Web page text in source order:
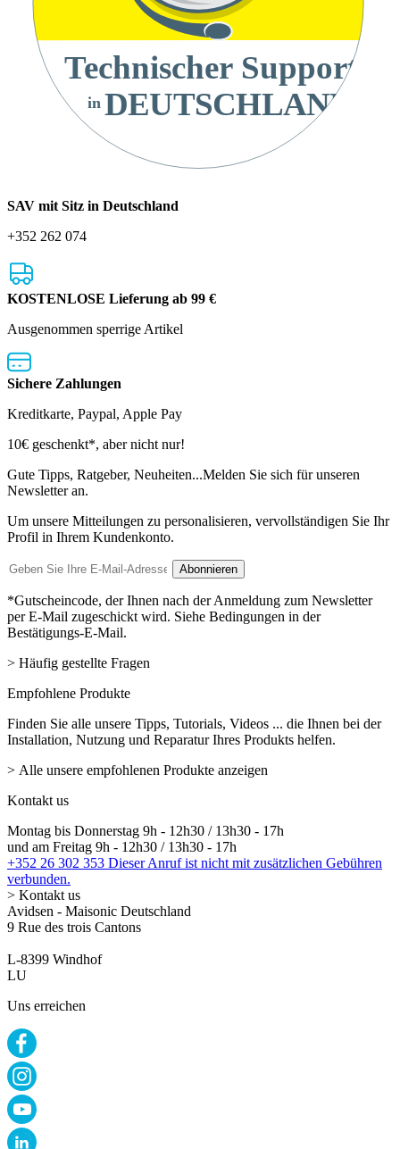
Technischer Support
DEUTSCHLAND
in
SAV mit Sitz in Deutschland
+352 262 074
KOSTENLOSE Lieferung ab 99 €
Ausgenommen sperrige Artikel
Sichere Zahlungen
Kreditkarte, Paypal, Apple Pay
Newsletter
10€ geschenkt*, aber nicht nur!
Gute Tipps, Ratgeber, Neuheiten...Melden Sie sich für unseren
Newsletter an.
Um unsere Mitteilungen zu personalisieren, vervollständigen Sie Ihr
Profil in Ihrem Kundenkonto.
E-
Adresse
Abonnieren
*Gutscheincode, der Ihnen nach der Anmeldung zum Newsletter
per E-Mail zugeschickt wird. Siehe Bedingungen in der
Bestätigungs-E-Mail.
> Häufig gestellte Fragen
Empfohlene Produkte
Finden Sie alle unsere Tipps, Tutorials, Videos ... die Ihnen bei der
Installation, Nutzung und Reparatur Ihres Produkts helfen.
> Alle unsere empfohlenen Produkte anzeigen
Kontakt us
Montag bis Donnerstag 9h - 12h30 / 13h30 - 17h
und am Freitag 9h - 12h30 / 13h30 - 17h
+352 26 302 353 Dieser Anruf ist nicht mit zusätzlichen Gebühren
verbunden.
> Kontakt us
Avidsen - Maisonic Deutschland
9 Rue des trois Cantons
L-8399 Windhof
LU
Uns erreichen